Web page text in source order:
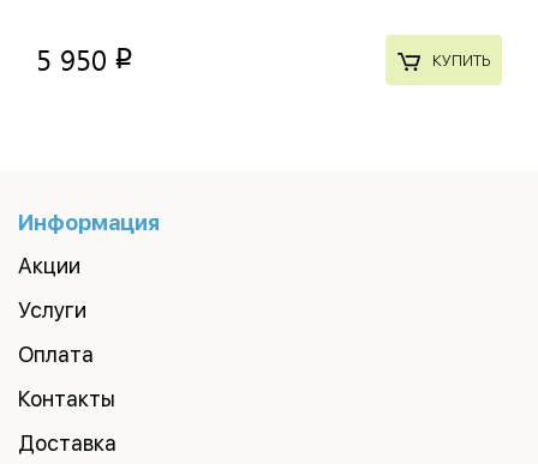
5 950 p КУПИТЬ
Информация
Акции
Услуги
Оплата
Контакты
Доставка